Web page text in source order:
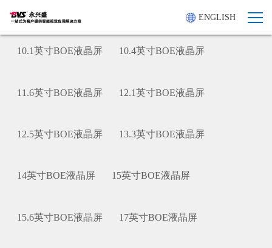
ENGLISH
10.1英寸BOE液晶屏 10.4英寸BOE液晶屏
11.6英寸BOE液晶屏 12.1英寸BOE液晶屏
12.5英寸BOE液晶屏 13.3英寸BOE液晶屏
14英寸BOE液晶屏 15英寸BOE液晶屏
15.6英寸BOE液晶屏 17英寸BOE液晶屏